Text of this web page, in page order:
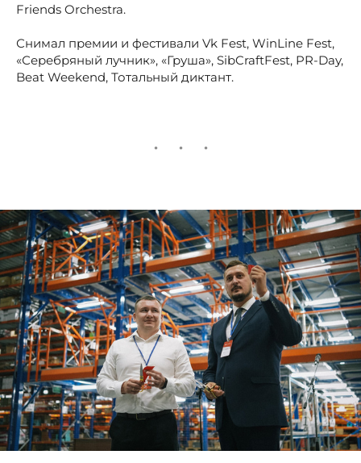
Friends Orchestra.
Снимал премии и фестивали Vk Fest, WinLine Fest,
«Серебряный лучник», «Груша», SibCraftFest, PR-Day,
Beat Weekend, Тотальный диктант.